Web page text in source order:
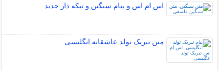
اس ام اس و پیام سنگین و تیکه دار جدید
متن تبریک تولد عاشقانه انگلیسی